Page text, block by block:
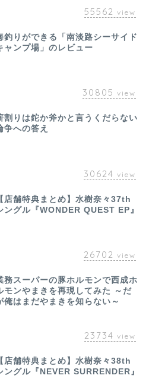
55562 view
釣りができる「南淡路シーサイド
ャンプ場」のレビュー
30805 view
割りは鉈か斧かと言うくだらない
争への答え
30624 view
【店舗特典まとめ】水樹奈々37th
ングル『WONDER QUEST EP』
26702 view
務スーパーの豚ホルモンで西成ホ
モンやまきを再現してみた ～だ
俺はまだやまきを知らない～
23734 view
【店舗特典まとめ】水樹奈々38th
ングル『NEVER SURRENDER』